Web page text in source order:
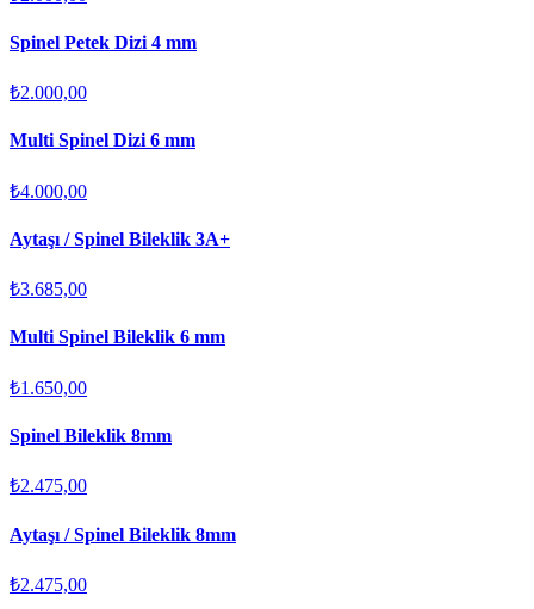
Spinel Petek Dizi 4 mm
₺2.000,00
Multi Spinel Dizi 6 mm
₺4.000,00
Aytaşı / Spinel Bileklik 3A+
₺3.685,00
Multi Spinel Bileklik 6 mm
₺1.650,00
Spinel Bileklik 8mm
₺2.475,00
Aytaşı / Spinel Bileklik 8mm
₺2.475,00